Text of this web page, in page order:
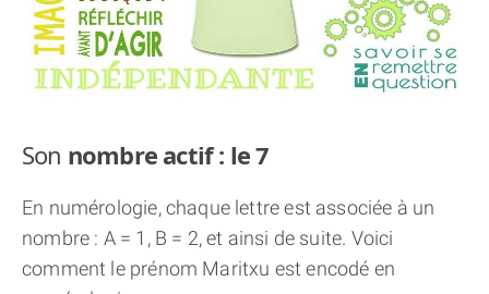
Son nombre actif : le 7
En numérologie, chaque lettre est associée à un
nombre : A = 1, B = 2, et ainsi de suite. Voici
comment le prénom Maritxu est encodé en
EXPLORER LA NUMÉROLOGIE
70.000 PRÉNOMS
(À PROPOS)